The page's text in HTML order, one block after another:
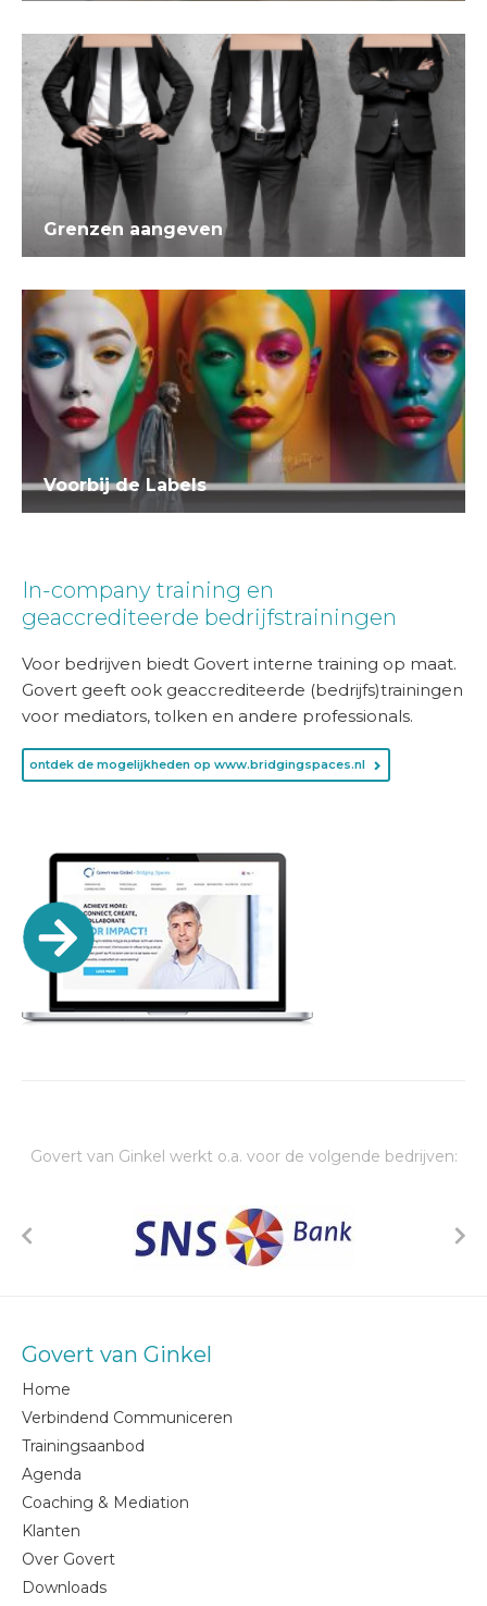
Grenzen aangeven
Voorbij de Labels
In-company training en
geaccrediteerde bedrijfstrainingen
Voor bedrijven biedt Govert interne training op maat.
Govert geeft ook geaccrediteerde (bedrijfs)trainingen
voor mediators, tolken en andere professionals.
ontdek de mogelijkheden op www.bridgingspaces.nl
Govert van Ginkel werkt o.a. voor de volgende bedrijven:
Govert van Ginkel
Home
Verbindend Communiceren
Trainingsaanbod
Agenda
Coaching & Mediation
Klanten
Over Govert
Downloads